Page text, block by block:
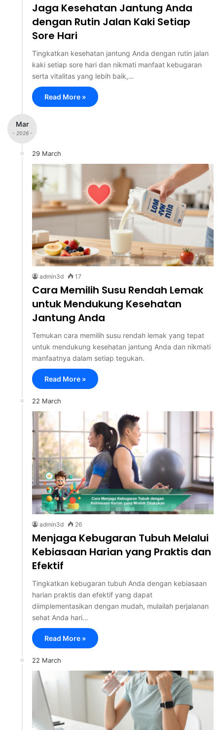
Jaga Kesehatan Jantung Anda
dengan Rutin Jalan Kaki Setiap
Sore Hari
Tingkatkan kesehatan jantung Anda dengan rutin jalan
kaki setiap sore hari dan nikmati manfaat kebugaran
serta vitalitas yang lebih baik,…
Read More »
Mar
- 2026 -
29 March
admin3d 17
Cara Memilih Susu Rendah Lemak
untuk Mendukung Kesehatan
Jantung Anda
Temukan cara memilih susu rendah lemak yang tepat
untuk mendukung kesehatan jantung Anda dan nikmati
manfaatnya dalam setiap tegukan.
Read More »
22 March
admin3d 26
Menjaga Kebugaran Tubuh Melalui
Kebiasaan Harian yang Praktis dan
Efektif
Tingkatkan kebugaran tubuh Anda dengan kebiasaan
harian praktis dan efektif yang dapat
diimplementasikan dengan mudah, mulailah perjalanan
sehat Anda hari…
Read More »
22 March